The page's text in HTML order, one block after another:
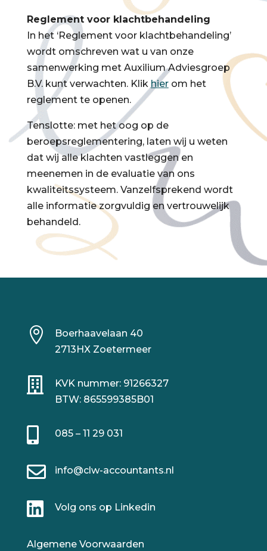
Reglement voor klachtbehandeling
In het ‘Reglement voor klachtbehandeling’
wordt omschreven wat u van onze
samenwerking met Auxilium Adviesgroep
B.V. kunt verwachten. Klik hierom het
reglement te openen.
Tenslotte: met het oog op de
beroepsreglementering, laten wij u weten
dat wij alle klachten vastleggen en
meenemen in de evaluatie van ons
kwaliteitssysteem. Vanzelfsprekend wordt
alle informatie zorgvuldig en vertrouwelijk
behandeld.

Boerhaavelaan 40
2713HX Zoetermeer

KVK nummer: 91266327
BTW: 865599385B01
 085 – 11 29 031
 info@clw-accountants.nl
 Volg ons op Linkedin
Algemene Voorwaarden